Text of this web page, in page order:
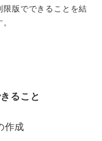
限版でできることを結
ること
作成